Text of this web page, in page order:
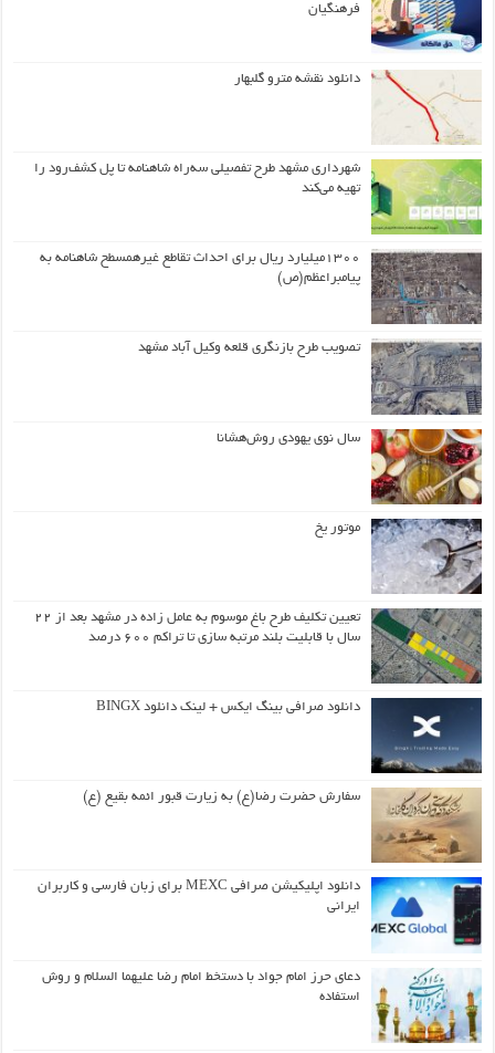
فرهنگیان
دانلود نقشه مترو گلبهار
شهرداری مشهد طرح تفصیلی سه‌راه شاهنامه تا پل کشف‌رود را
تهیه می‌کند
۱۳۰۰میلیارد ریال برای احداث تقاطع غیرهمسطح شاهنامه به
پیامبراعظم(ص)
تصویب طرح بازنگری قلعه وکیل آباد مشهد
سال نوی یهودی روش‌هشانا
موتور یخ
تعیین تکلیف طرح باغ موسوم به عامل زاده در مشهد بعد از ۲۲
سال با قابلیت بلند مرتبه سازی تا تراکم ۶۰۰ درصد
دانلود صرافی بینگ ایکس + لینک دانلود BINGX
سفارش حضرت رضا(ع) به زیارت قبور ائمه بقیع (ع)
دانلود اپلیکیشن صرافی MEXC برای زبان فارسی و کاربران
ایرانی
دعای حرز امام جواد با دستخط امام رضا علیهما السلام و روش
استفاده